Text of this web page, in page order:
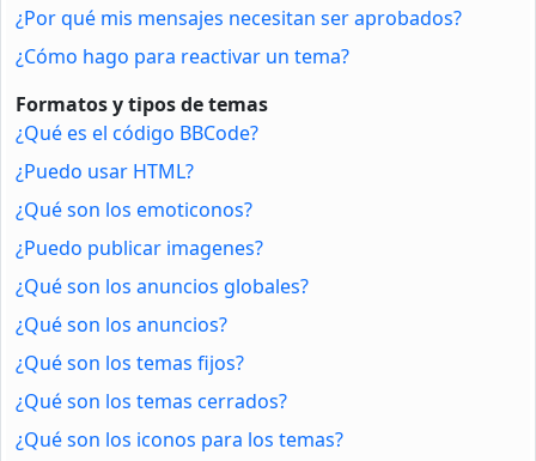
¿Por qué mis mensajes necesitan ser aprobados?
¿Cómo hago para reactivar un tema?
Formatos y tipos de temas
¿Qué es el código BBCode?
¿Puedo usar HTML?
¿Qué son los emoticonos?
¿Puedo publicar imagenes?
¿Qué son los anuncios globales?
¿Qué son los anuncios?
¿Qué son los temas fijos?
¿Qué son los temas cerrados?
¿Qué son los iconos para los temas?